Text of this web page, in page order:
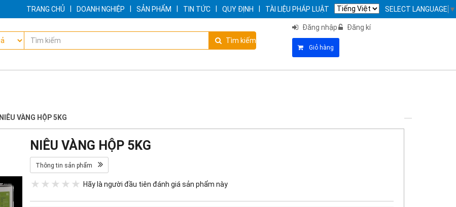
TRANG CHỦ DOANH NGHIỆP SẢN PHẨM TIN TỨC QUY ĐỊNH TÀI LIỆU PHÁP LUẬT SELECT LANGUAGE ▼
Tìm kiếm
Đăng nhập Đăng kí
Giỏ hàng
NIÊU VÀNG HỘP 5KG
NIÊU VÀNG HỘP 5KG
Thông tin sản phẩm
Hãy là người đầu tiên đánh giá sản phẩm này